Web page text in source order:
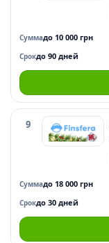
Суммадо 10 000 грн
Срокдо 90 дней
9
Суммадо 18 000 грн
Срокдо 30 дней